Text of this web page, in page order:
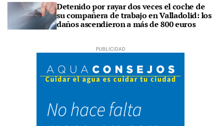
Detenido por rayar dos veces el coche de
su compañera de trabajo en Valladolid: los
daños ascendieron a más de 800 euros